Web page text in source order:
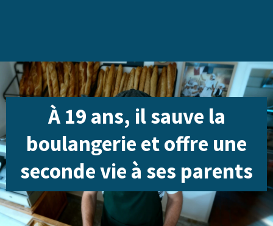
À 19 ans, il sauve la
boulangerie et offre une
seconde vie à ses parents